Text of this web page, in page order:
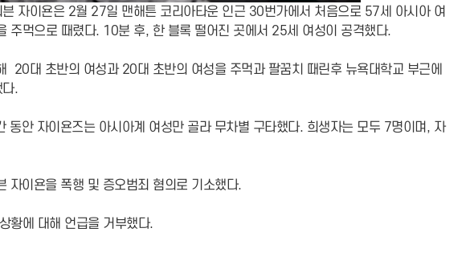
자이욘은 2월 27일 맨해튼 코리아타운 인근 30번가에서 처음으로 57세 아시아 여
주먹으로 때렸다. 10분 후, 한 블록 떨어진 곳에서 25세 여성이 공격했다.
20대 초반의 여성과 20대 초반의 여성을 주먹과 팔꿈치 때린후 뉴욕대학교 부근에
.
동안 자이욘즈는 아시아계 여성만 골라 무차별 구타했다. 희생자는 모두 7명이며, 자
자이욘을 폭행 및 증오범죄 혐의로 기소했다.
황에 대해 언급을 거부했다.